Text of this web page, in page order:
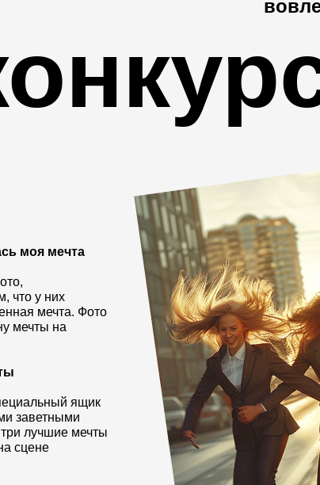
моя мечта
что у них
мечта. Фото
мечты на
ящик
заветными
лучшие мечты
сцене